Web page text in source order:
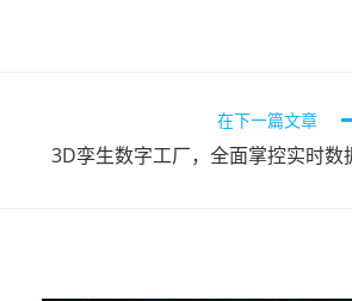
在下一篇文章
3D孪生数字工厂，全面掌控实时数